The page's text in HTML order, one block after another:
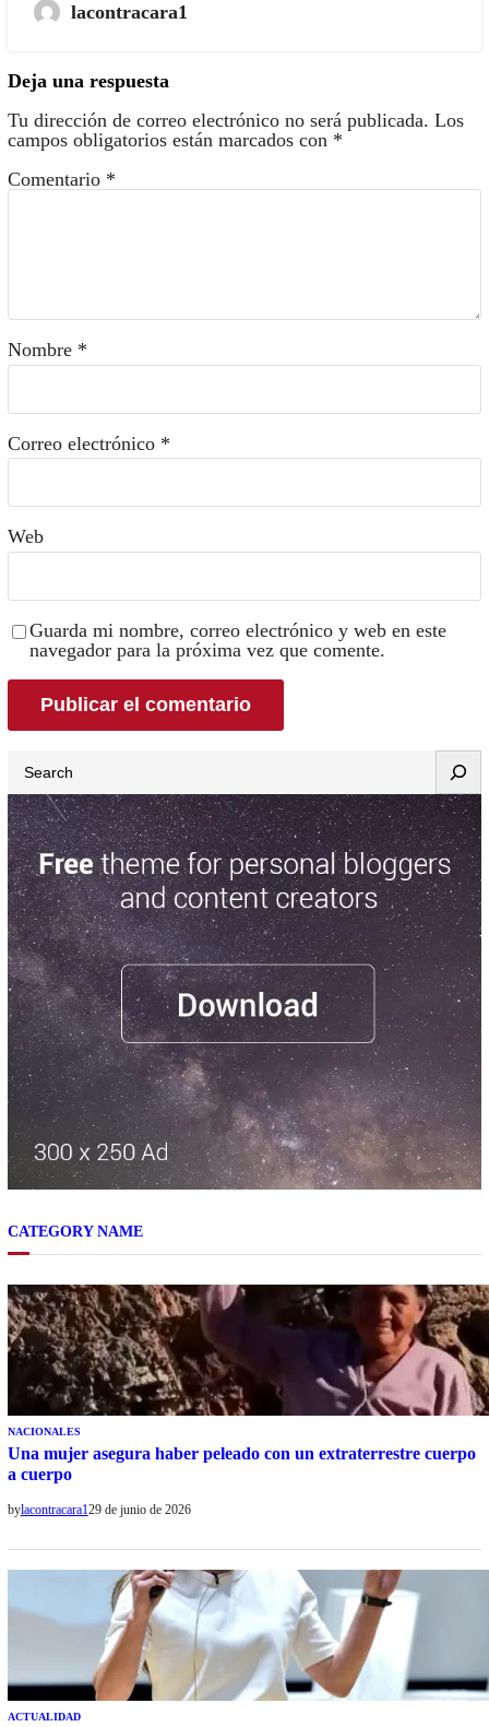
lacontracara1
Deja una respuesta
Tu dirección de correo electrónico no será publicada. Los
campos obligatorios están marcados con *
Comentario *
Nombre *
Correo electrónico *
Web
Guarda mi nombre, correo electrónico y web en este
navegador para la próxima vez que comente.
CATEGORY NAME
NACIONALES
Una mujer asegura haber peleado con un extraterrestre cuerpo
a cuerpo
bylacontracara129 de junio de 2026
ACTUALIDAD